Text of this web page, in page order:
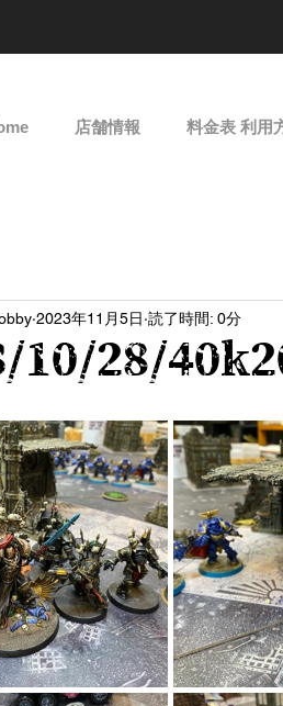
店舗情報 料金表 利用
10/28/
2023年11月5日 読了時間: 0分